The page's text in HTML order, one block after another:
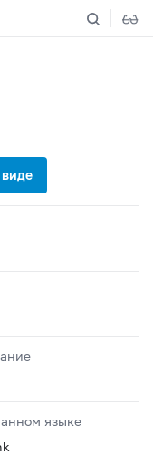
языке